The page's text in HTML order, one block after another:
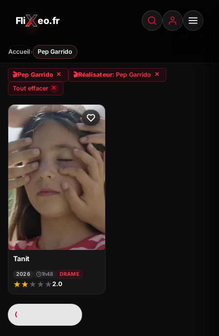
Fli eo.fr
FliXeo.fr
Accueil
Accueil› Pep Garrido
🎬Pep Garrido ✕ 🎬Réalisateur: Pep Garrido ✕
Tout effacer ✕
Tanit
2026 1h48 DRAME
★★ ★ ★ ★2.0